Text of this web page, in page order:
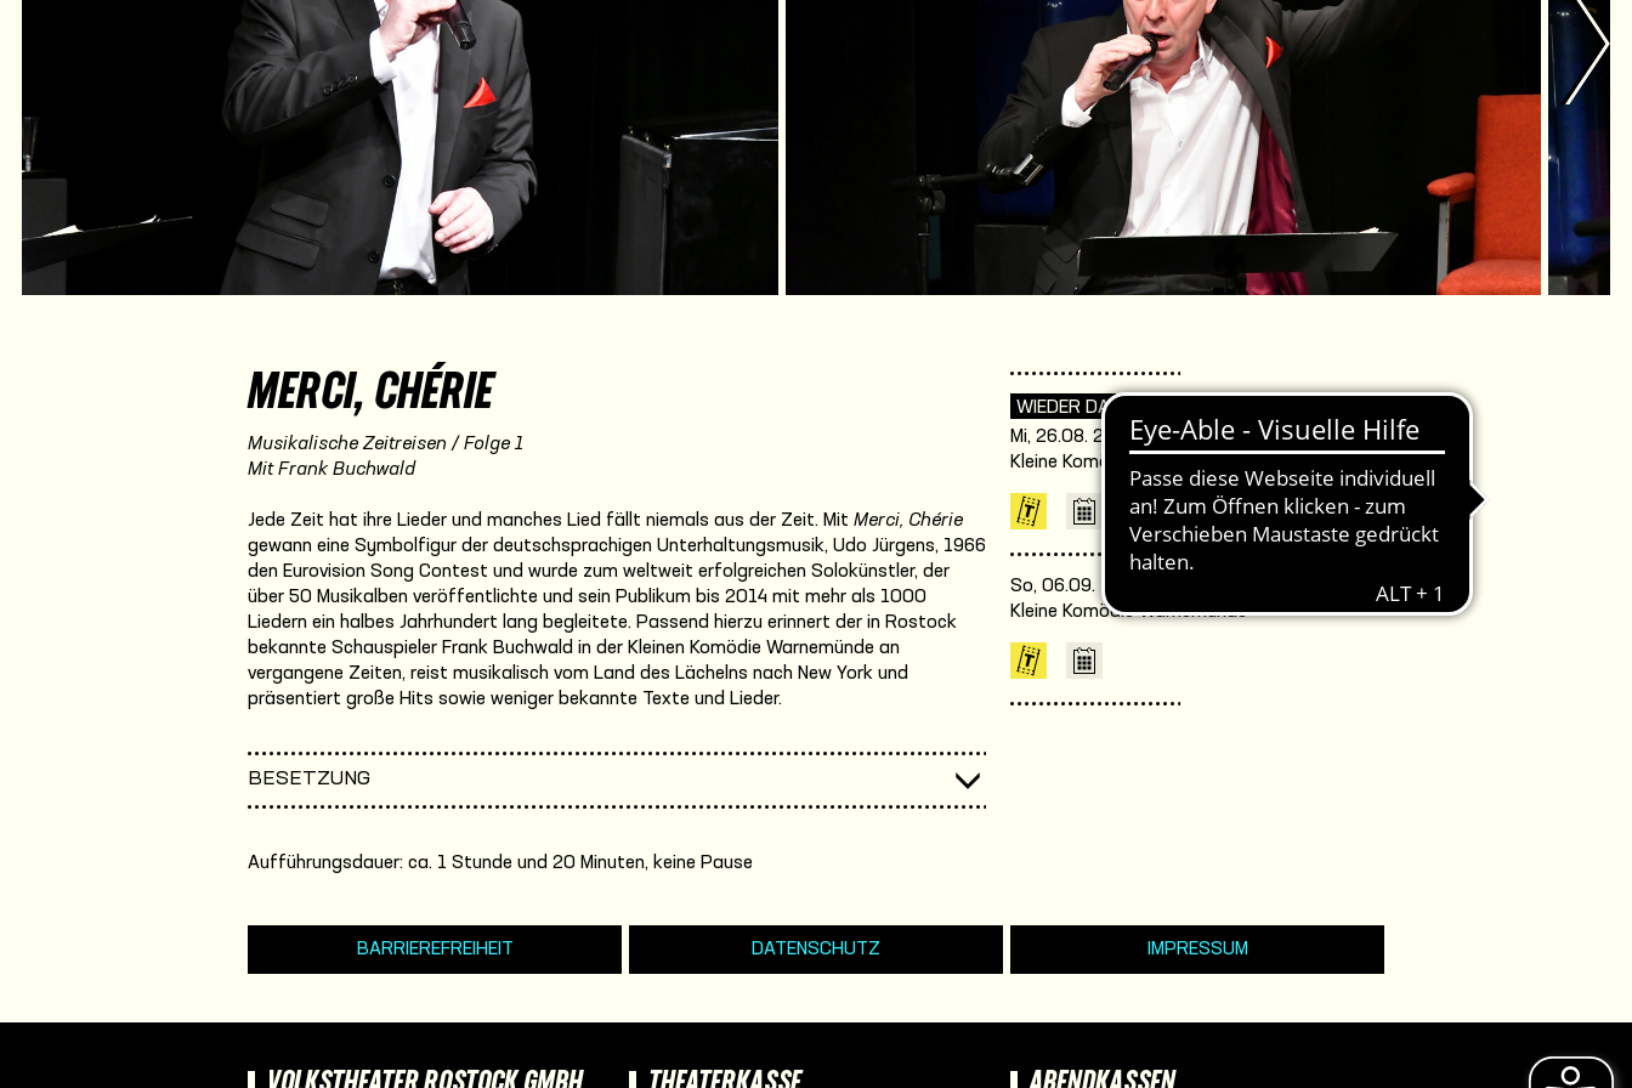
MERCI, CHÉRIE
Musikalische Zeitreisen / Folge 1
Mit Frank Buchwald
Jede Zeit hat ihre Lieder und manches Lied fällt niemals aus der Zeit. Mit Merci, Chérie
gewann eine Symbolfigur der deutschsprachigen Unterhaltungsmusik, Udo Jürgens, 1966
den Eurovision Song Contest und wurde zum weltweit erfolgreichen Solokünstler, der
über 50 Musikalben veröffentlichte und sein Publikum bis 2014 mit mehr als 1000
Liedern ein halbes Jahrhundert lang begleitete. Passend hierzu erinnert der in Rostock
bekannte Schauspieler Frank Buchwald in der Kleinen Komödie Warnemünde an
vergangene Zeiten, reist musikalisch vom Land des Lächelns nach New York und
präsentiert große Hits sowie weniger bekannte Texte und Lieder.
BESETZUNG
Aufführungsdauer: ca. 1 Stunde und 20 Minuten, keine Pause
WIEDER DA
Mi, 26.08. 20:00 Uhr /
Kleine Komödie Warnemünde
So, 06.09. 18:00 Uhr /
Kleine Komödie Warnemünde
BARRIEREFREIHEIT DATENSCHUTZ IMPRESSUM